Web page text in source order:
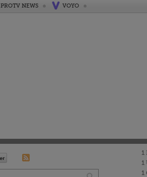
PROTV NEWS VOYO
1
1
1